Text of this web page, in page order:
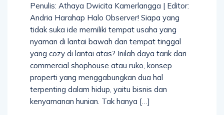
Penulis: Athaya Dwicita Kamerlangga | Editor:
Andria Harahap Halo Observer! Siapa yang
tidak suka ide memiliki tempat usaha yang
nyaman di lantai bawah dan tempat tinggal
yang cozy di lantai atas? Inilah daya tarik dari
commercial shophouse atau ruko, konsep
properti yang menggabungkan dua hal
terpenting dalam hidup, yaitu bisnis dan
kenyamanan hunian. Tak hanya […]